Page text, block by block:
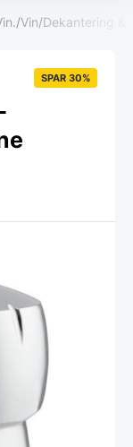
/Vin/Dekantering &
SPAR 30%